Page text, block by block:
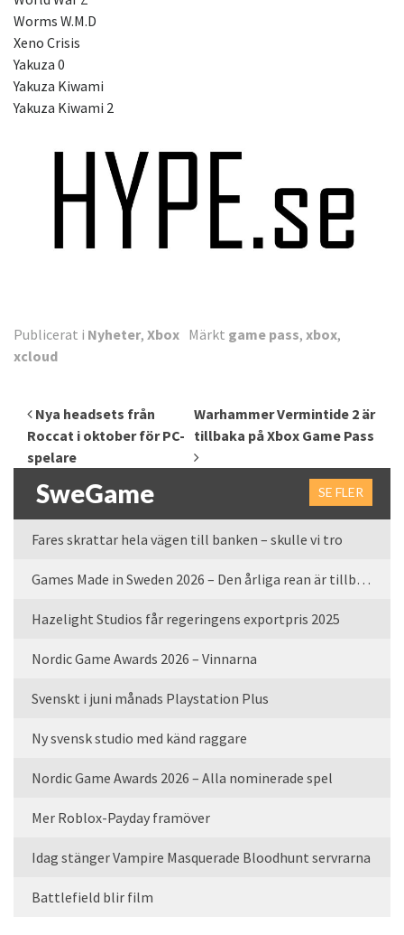
Worms W.M.D
Xeno Crisis
Yakuza 0
Yakuza Kiwami
Yakuza Kiwami 2
Publicerat i Nyheter, Xbox Märkt game pass, xbox,
xcloud
Inläggsnavigering
Nya headsets från
Roccat i oktober för PC-
spelare
Warhammer Vermintide 2 är
tillbaka på Xbox Game Pass
SweGame SE FLER
Fares skrattar hela vägen till banken – skulle vi tro
Games Made in Sweden 2026 – Den årliga rean är tillbaka
Hazelight Studios får regeringens exportpris 2025
Nordic Game Awards 2026 – Vinnarna
Svenskt i juni månads Playstation Plus
Ny svensk studio med känd raggare
Nordic Game Awards 2026 – Alla nominerade spel
Mer Roblox-Payday framöver
Idag stänger Vampire Masquerade Bloodhunt servrarna
Battlefield blir film